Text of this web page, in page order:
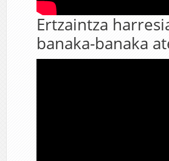
Ertzaintza
banaka-banaka